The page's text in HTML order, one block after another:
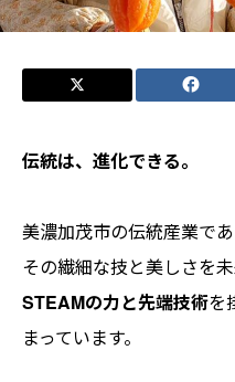
伝統は、進化できる。
美濃加茂市の伝統産業で
その繊細な技と美しさを
STEAMの力と先端技術を
まっています。